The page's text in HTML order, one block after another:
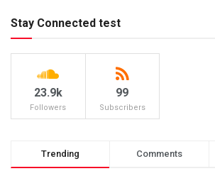
Stay Connected test
23.9k
Followers
99
Subscribers
Trending Comments